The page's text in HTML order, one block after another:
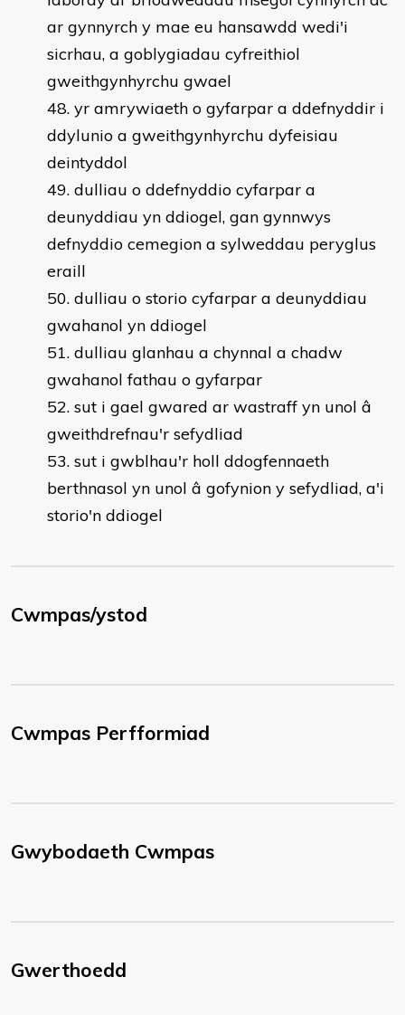
ar gynnyrch y mae eu hansawdd wedi'i
sicrhau, a goblygiadau cyfreithiol
gweithgynhyrchu gwael
yr amrywiaeth o gyfarpar a ddefnyddir i
ddylunio a gweithgynhyrchu dyfeisiau
deintyddol
dulliau o ddefnyddio cyfarpar a
deunyddiau yn ddiogel, gan gynnwys
defnyddio cemegion a sylweddau peryglus
eraill
dulliau o storio cyfarpar a deunyddiau
gwahanol yn ddiogel
dulliau glanhau a chynnal a chadw
gwahanol fathau o gyfarpar
sut i gael gwared ar wastraff yn unol â
gweithdrefnau'r sefydliad
sut i gwblhau'r holl ddogfennaeth
berthnasol yn unol â gofynion y sefydliad, a'i
storio'n ddiogel
Cwmpas/ystod
Cwmpas Perfformiad
Gwybodaeth Cwmpas
Gwerthoedd